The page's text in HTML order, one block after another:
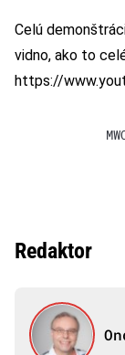
Celú
vidno, ako to
https://
Redaktor